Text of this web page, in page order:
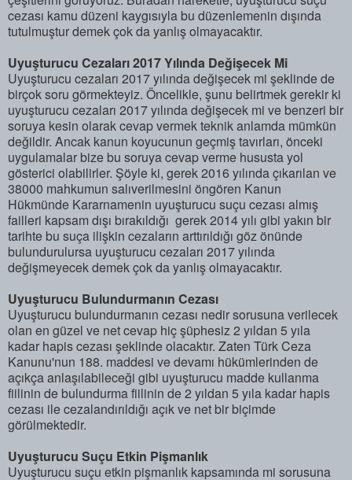
cezası kamu düzeni kaygısıyla bu düzenlemenin dışında
tutulmuştur demek çok da yanlış olmayacaktır.
Uyuşturucu Cezaları 2017 Yılında Değişecek Mi
Uyuşturucu cezaları 2017 yılında değişecek mi şeklinde de
birçok soru görmekteyiz. Öncelikle, şunu belirtmek gerekir ki
uyuşturucu cezaları 2017 yılında değişecek mi ve benzeri bir
soruya kesin olarak cevap vermek teknik anlamda mümkün
değildir. Ancak kanun koyucunun geçmiş tavırları, önceki
uygulamalar bize bu soruya cevap verme hususta yol
gösterici olabilirler. Şöyle ki, gerek 2016 yılında çıkarılan ve
38000 mahkumun salıverilmesini öngören Kanun
Hükmünde Kararnamenin uyuşturucu suçu cezası almış
failleri kapsam dışı bırakıldığı gerek 2014 yılı gibi yakın bir
tarihte bu suça ilişkin cezaların arttırıldığı göz önünde
bulundurulursa uyuşturucu cezaları 2017 yılında
değişmeyecek demek çok da yanlış olmayacaktır.
Uyuşturucu Bulundurmanın Cezası
Uyuşturucu bulundurmanın cezası nedir sorusuna verilecek
olan en güzel ve net cevap hiç şüphesiz 2 yıldan 5 yıla
kadar hapis cezası şeklinde olacaktır. Zaten Türk Ceza
Kanunu'nun 188. maddesi ve devamı hükümlerinden de
açıkça anlaşılabileceği gibi uyuşturucu madde kullanma
fiilinin de bulundurma fiilinin de 2 yıldan 5 yıla kadar hapis
cezası ile cezalandırıldığı açık ve net bir biçimde
görülmektedir.
Uyuşturucu Suçu Etkin Pişmanlık
Uyuşturucu suçu etkin pişmanlık kapsamında mi sorusuna